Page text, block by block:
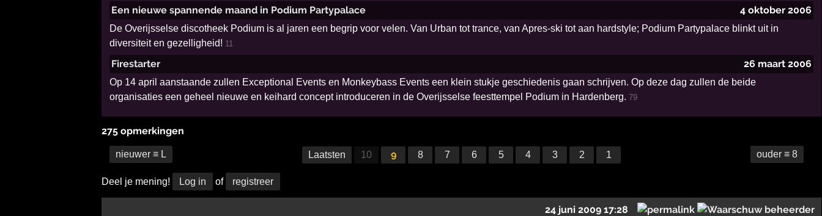
Een nieuwe spannende maand in Podium Partypalace 4 oktober 2006
De Overijsselse discotheek Podium is al jaren een begrip voor velen. Van Urban tot trance, van Apres-ski tot aan hardstyle; Podium Partypalace blinkt uit in
diversiteit en gezelligheid! 11
Firestarter 26 maart 2006
Op 14 april aanstaande zullen Exceptional Events en Monkeybass Events een klein stukje geschiedenis gaan schrijven. Op deze dag zullen de beide
organisaties een geheel nieuwe en keihard concept introduceren in de Overijsselse feesttempel Podium in Hardenberg. 79
275 opmerkingen
nieuwer ≡ L Laatsten 10 9 8 7 6 5 4 3 2 1 ouder ≡ 8
Deel je mening! Log in of registreer
24 juni 2009 17:28